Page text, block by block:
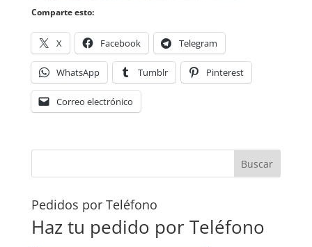
Comparte esto:
X Facebook Telegram
WhatsApp Tumblr Pinterest
Correo electrónico
Pedidos por Teléfono
Haz tu pedido por Teléfono